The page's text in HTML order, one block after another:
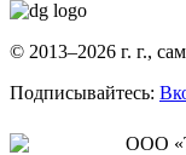
© 2013–2026 г. г.,
Подписывайтесь:
ООО